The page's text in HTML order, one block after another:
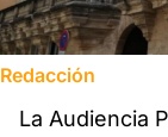
Redacción
La Audiencia